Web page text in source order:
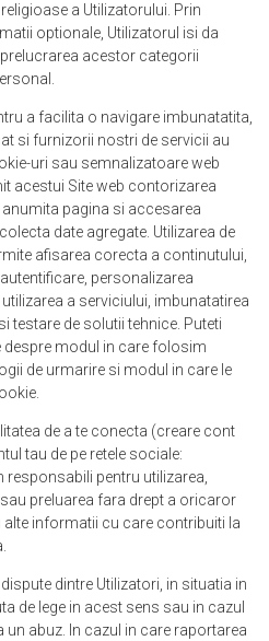
a Utilizatorului. Prin
optionale, Utilizatorul isi da
acestor categorii
a facilita o navigare imbunatatita,
si furnizorii nostri de servicii au
uri sau semnalizatoare web
acestui Site web contorizarea
pagina si accesarea
date agregate. Utilizarea de
afisarea corecta a continutului,
personalizarea
a serviciului, imbunatatirea
testare de solutii tehnice. Puteti
modul in care folosim
de urmarire si modul in care le
de a te conecta (creare cont
tau de pe retele sociale:
pentru utilizarea,
preluarea fara drept a oricaror
informatii cu care contribuiti la
dintre Utilizatori, in situatia in
de lege in acest sens sau in cazul
abuz. In cazul in care raportarea